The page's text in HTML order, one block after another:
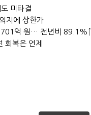
미타결
지에 상한가
억 원… 전년비 89.1%↑
복은 언제